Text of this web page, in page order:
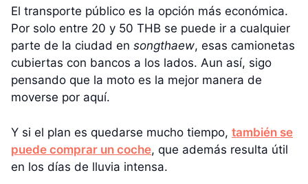
El transporte público es la opción más económica.
Por solo entre 20 y 50 THB se puede ir a cualquier
parte de la ciudad en songthaew, esas camionetas
cubiertas con bancos a los lados. Aun así, sigo
pensando que la moto es la mejor manera de
moverse por aquí.
Y si el plan es quedarse mucho tiempo, también se
puede comprar un coche, que además resulta útil
en los días de lluvia intensa.